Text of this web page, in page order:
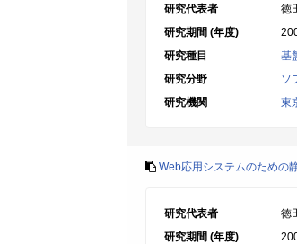
研究代表者
徳
研究期間 (年度)
研究種目
基
研究分野
ソ
研究機関
東
Web応用システムのための
研究代表者
徳
研究期間 (年度)